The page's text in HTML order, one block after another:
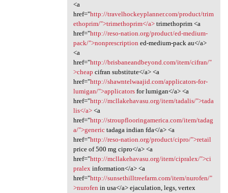
<a
href="http://travelhockeyplanner.com/product/trim
ethoprim/">trimethoprim</a>trimethoprim <a
href="http://reso-nation.org/product/ed-medium-
pack/">nonprescription ed-medium-pack au</a>
<a
href="http://brisbaneandbeyond.com/item/cifran/"
>cheap cifran substitute</a> <a
href="http://shawntelwaajid.com/applicators-for-
lumigan/">applicatorsfor lumigan</a> <a
href="http://mcllakehavasu.org/item/tadalis/">tada
lis</a><a
href="http://stroupflooringamerica.com/item/tadag
a/">generictadaga indian fda</a> <a
href="http://reso-nation.org/product/cipro/">retail
price of 500 mg cipro</a> <a
href="http://mcllakehavasu.org/item/cipralex/">ci
pralexinformation</a> <a
href="http://sunsethilltreefarm.com/item/nurofen/"
>nurofen in usa</a> ejaculation, legs, vertex